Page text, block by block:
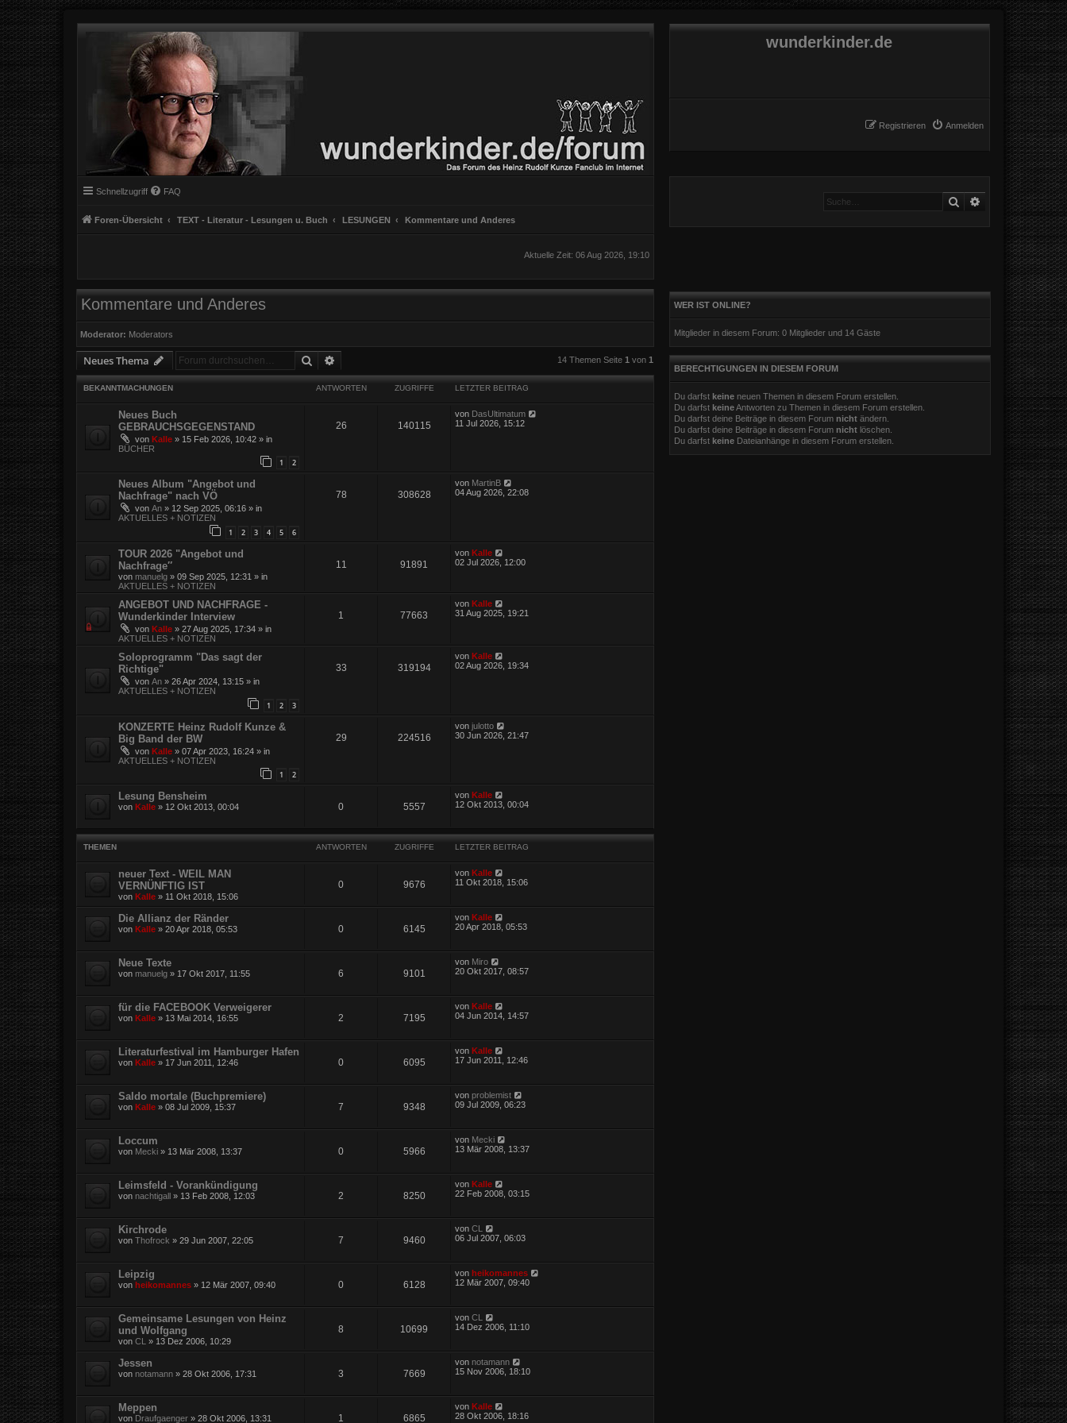
wunderkinder.de
Anmelden
Registrieren
Schnellzugriff FAQ
Foren-Übersicht TEXT - Literatur - Lesungen u. Buch LESUNGEN Kommentare und Anderes
Suche Erweiterte Suche
Aktuelle Zeit: 06 Aug 2026, 19:10
Kommentare und Anderes
Moderator: Moderators
Neues Thema Suche 14 Themen Seite 1 von 1
BEKANNTMACHUNGEN ANTWORTEN ZUGRIFFE LETZTER BEITRAG
Neues Buch
GEBRAUCHSGEGENSTAND
von Kalle » 15 Feb 2026, 10:42 » in
BÜCHER
1 2
26 140115
von DasUltimatum
11 Jul 2026, 15:12
Neues Album "Angebot und
Nachfrage" nach VÖ
von An » 12 Sep 2025, 06:16 » in
AKTUELLES + NOTIZEN
1 2 3 4 5 6
78 308628
von MartinB
04 Aug 2026, 22:08
TOUR 2026 "Angebot und
Nachfrage″
von manuelg » 09 Sep 2025, 12:31 » in
AKTUELLES + NOTIZEN
11 91891
vonKalle
02 Jul 2026, 12:00
ANGEBOT UND NACHFRAGE -
Wunderkinder Interview
von Kalle » 27 Aug 2025, 17:34 » in
AKTUELLES + NOTIZEN
1 77663
vonKalle
31 Aug 2025, 19:21
Soloprogramm "Das sagt der
Richtige"
von An » 26 Apr 2024, 13:15 » in
AKTUELLES + NOTIZEN
1 2 3
33 319194
vonKalle
02 Aug 2026, 19:34
KONZERTE Heinz Rudolf Kunze &
Big Band der BW
von Kalle » 07 Apr 2023, 16:24 » in
AKTUELLES + NOTIZEN
1 2
29 224516
vonjulotto
30 Jun 2026, 21:47
Lesung Bensheim
von Kalle » 12 Okt 2013, 00:04 0 5557
von Kalle
12 Okt 2013, 00:04
THEMEN ANTWORTEN ZUGRIFFE LETZTER BEITRAG
neuer Text - WEIL MAN
VERNÜNFTIG IST
von Kalle » 11 Okt 2018, 15:06
0 9676
vonKalle
11 Okt 2018, 15:06
Die Allianz der Ränder
von Kalle » 20 Apr 2018, 05:53 0 6145
vonKalle
20 Apr 2018, 05:53
Neue Texte
von manuelg » 17 Okt 2017, 11:55 6 9101
von Miro
20 Okt 2017, 08:57
für die FACEBOOK Verweigerer
von Kalle » 13 Mai 2014, 16:55 2 7195
vonKalle
04 Jun 2014, 14:57
Literaturfestival im Hamburger Hafen
von Kalle » 17 Jun 2011, 12:46 0 6095
vonKalle
17 Jun 2011, 12:46
Saldo mortale (Buchpremiere)
von Kalle » 08 Jul 2009, 15:37 7 9348
vonproblemist
09 Jul 2009, 06:23
Loccum
von Mecki » 13 Mär 2008, 13:37 0 5966
von Mecki
13 Mär 2008, 13:37
Leimsfeld - Vorankündigung
von nachtigall » 13 Feb 2008, 12:03 2 8250
vonKalle
22 Feb 2008, 03:15
Kirchrode
von Thofrock » 29 Jun 2007, 22:05 7 9460
vonCL
06 Jul 2007, 06:03
Leipzig
von heikomannes » 12 Mär 2007, 09:40 0 6128
vonheikomannes
12 Mär 2007, 09:40
Gemeinsame Lesungen von Heinz
und Wolfgang
von CL » 13 Dez 2006, 10:29
8 10699
vonCL
14 Dez 2006, 11:10
Jessen
von notamann » 28 Okt 2006, 17:31 3 7669
vonnotamann
15 Nov 2006, 18:10
Meppen
von Draufgaenger » 28 Okt 2006, 13:31 1 6865
vonKalle
28 Okt 2006, 18:16
WER IST ONLINE?
Mitglieder in diesem Forum: 0 Mitglieder und 14 Gäste
BERECHTIGUNGEN IN DIESEM FORUM
Du darfst keineneuen Themen in diesem Forum erstellen.
Du darfst keineAntworten zu Themen in diesem Forum erstellen.
Du darfst deine Beiträge in diesem Forum nichtändern.
Du darfst deine Beiträge in diesem Forum nichtlöschen.
Du darfst keineDateianhänge in diesem Forum erstellen.